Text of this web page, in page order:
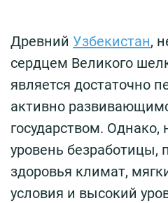
Древний Узбекистан,
сердцем Великого
является достаточно
активно
государством. Однако,
уровень безработицы,
здоровья климат,
условия и высокий